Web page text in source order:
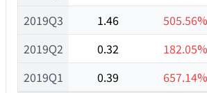
2019Q3
2019Q2
2019Q1
1.46
505.56%
0.32
182.05%
0.39
657.14%